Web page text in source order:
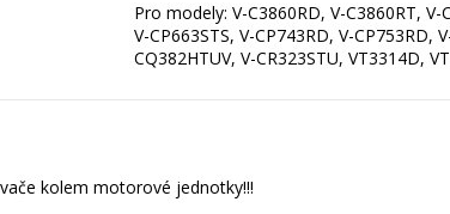
Pro modely: V-C3860RD, V-C3860RT,
V-CP663STS, V-CP743RD, V-CP753RD,
kolem motorové jednotky!!!